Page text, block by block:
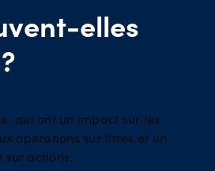
elles
qui ont un impact sur les
opérations sur titres et un
sur actions.